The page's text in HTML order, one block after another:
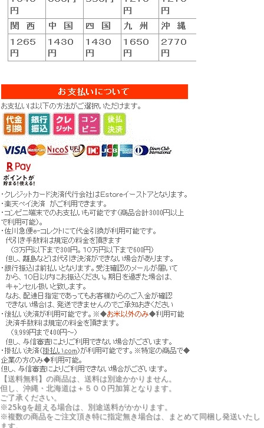
【送料無料】の商品は、送料は別途かかりません。
但し、 沖縄・北海道は＋５００円 加算となります。
ご了承ください。
※25kgを超える場合は、別途送料がかかります。
※複数の商品をご注文頂き特に指定無き場合は、まとめて同梱し発送いたし
ます。